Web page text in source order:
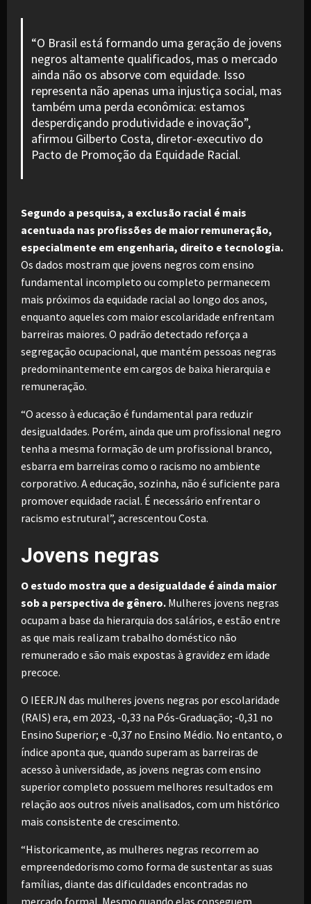
“O Brasil está formando uma geração de jovens
negros altamente qualificados, mas o mercado
ainda não os absorve com equidade. Isso
representa não apenas uma injustiça social, mas
também uma perda econômica: estamos
desperdiçando produtividade e inovação”,
afirmou Gilberto Costa, diretor-executivo do
Pacto de Promoção da Equidade Racial.
Segundo a pesquisa, a exclusão racial é mais
acentuada nas profissões de maior remuneração,
especialmente em engenharia, direito e tecnologia.
Os dados mostram que jovens negros com ensino
fundamental incompleto ou completo permanecem
mais próximos da equidade racial ao longo dos anos,
enquanto aqueles com maior escolaridade enfrentam
barreiras maiores. O padrão detectado reforça a
segregação ocupacional, que mantém pessoas negras
predominantemente em cargos de baixa hierarquia e
remuneração.
“O acesso à educação é fundamental para reduzir
desigualdades. Porém, ainda que um profissional negro
tenha a mesma formação de um profissional branco,
esbarra em barreiras como o racismo no ambiente
corporativo. A educação, sozinha, não é suficiente para
promover equidade racial. É necessário enfrentar o
racismo estrutural”, acrescentou Costa.
Jovens negras
O estudo mostra que a desigualdade é ainda maior
sob a perspectiva de gênero. Mulheres jovens negras
ocupam a base da hierarquia dos salários, e estão entre
as que mais realizam trabalho doméstico não
remunerado e são mais expostas à gravidez em idade
precoce.
O IEERJN das mulheres jovens negras por escolaridade
(RAIS) era, em 2023, -0,33 na Pós-Graduação; -0,31 no
Ensino Superior; e -0,37 no Ensino Médio. No entanto, o
índice aponta que, quando superam as barreiras de
acesso à universidade, as jovens negras com ensino
superior completo possuem melhores resultados em
relação aos outros níveis analisados, com um histórico
mais consistente de crescimento.
“Historicamente, as mulheres negras recorrem ao
empreendedorismo como forma de sustentar as suas
famílias, diante das dificuldades encontradas no
mercado formal. Mesmo quando elas conseguem